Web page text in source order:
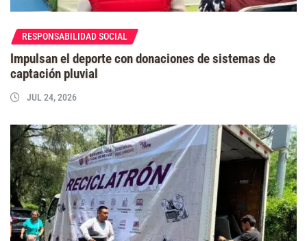
RESPONSABILIDAD SOCIAL
Impulsan el deporte con donaciones de sistemas de
captación pluvial
JUL 24, 2026